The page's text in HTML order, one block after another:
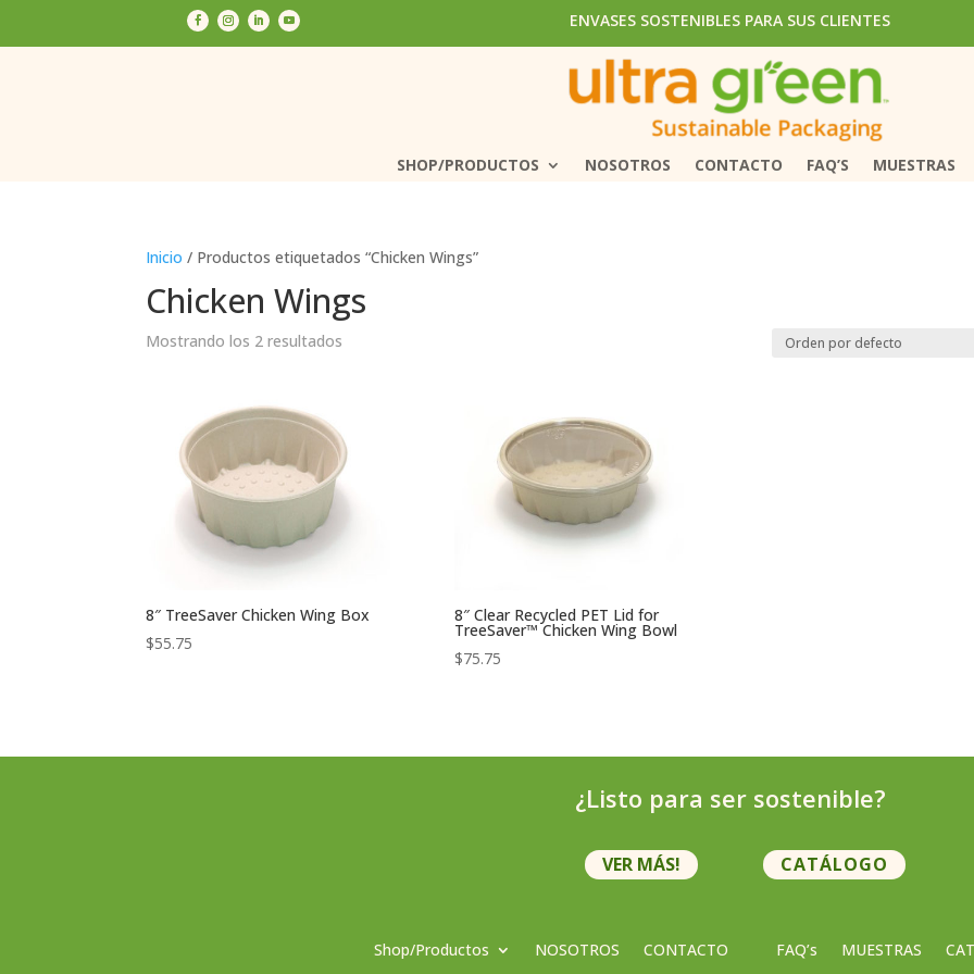
ENVASES SOSTENIBLES PARA SUS CLIENTES
SHOP/PRODUCTOS NOSOTROS CONTACTO FAQ’S MUESTRAS
ENVASES SOSTENIBLES PARA SUS CLIENTES
SHOP/PRODUCTOS NOSOTROS CONTACTO FAQ’S MUESTRAS
Inicio / Productos etiquetados “Chicken Wings”
Chicken Wings
Mostrando los 2 resultados
8″ TreeSaver Chicken Wing Box
$55.75
8″ Clear Recycled PET Lid for
TreeSaver™ Chicken Wing Bowl
$75.75
¿Listo para ser sostenible?
VER MÁS! CATÁLOGO
Shop/Productos NOSOTROS CONTACTO FAQ’s MUESTRAS